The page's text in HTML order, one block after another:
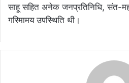
साहू सहित अनेक जनप्रतिनिधि, संत-
गरिमामय उपस्थिति थी।